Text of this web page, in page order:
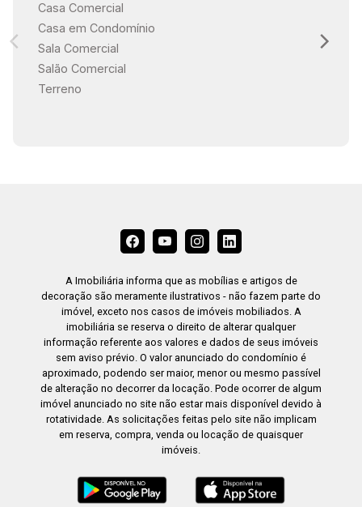
Casa Comercial
Casa em Condomínio
Sala Comercial
Salão Comercial
Terreno
A Imobiliária informa que as mobílias e artigos de
decoração são meramente ilustrativos - não fazem parte do
imóvel, exceto nos casos de imóveis mobiliados. A
imobiliária se reserva o direito de alterar qualquer
informação referente aos valores e dados de seus imóveis
sem aviso prévio. O valor anunciado do condomínio é
aproximado, podendo ser maior, menor ou mesmo passível
de alteração no decorrer da locação. Pode ocorrer de algum
imóvel anunciado no site não estar mais disponível devido à
rotatividade. As solicitações feitas pelo site não implicam
em reserva, compra, venda ou locação de quaisquer
imóveis.